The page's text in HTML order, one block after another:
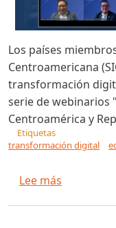
Los países
Centroamericana
transformación
serie de webinarios
Centroamérica y
Etiquetas
transformación digital
Lee más